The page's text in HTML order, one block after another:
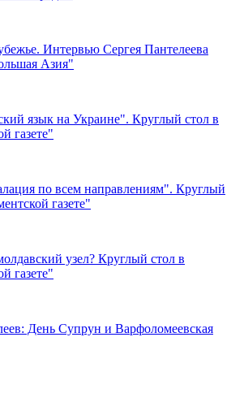
Интервью Сергея Пантелеева
Азия"
язык на Украине". Круглый стол в
газете"
по всем направлениям". Круглый
газете"
узел? Круглый стол в
газете"
День Супрун и Варфоломеевская